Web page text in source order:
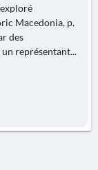
Macedonia, p.
des
représentant...